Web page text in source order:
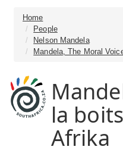
Home
People
Nelson Mandela
Mandela, The Moral
la
Afrika